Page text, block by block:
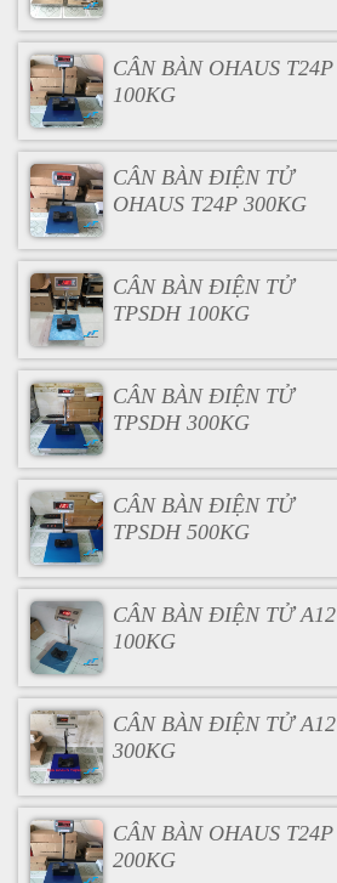
CÂN BÀN OHAUS T24P
100KG
CÂN BÀN ĐIỆN TỬ
OHAUS T24P 300KG
CÂN BÀN ĐIỆN TỬ
TPSDH 100KG
CÂN BÀN ĐIỆN TỬ
TPSDH 300KG
CÂN BÀN ĐIỆN TỬ
TPSDH 500KG
CÂN BÀN ĐIỆN TỬ A12
100KG
CÂN BÀN ĐIỆN TỬ A12
300KG
CÂN BÀN OHAUS T24P
200KG